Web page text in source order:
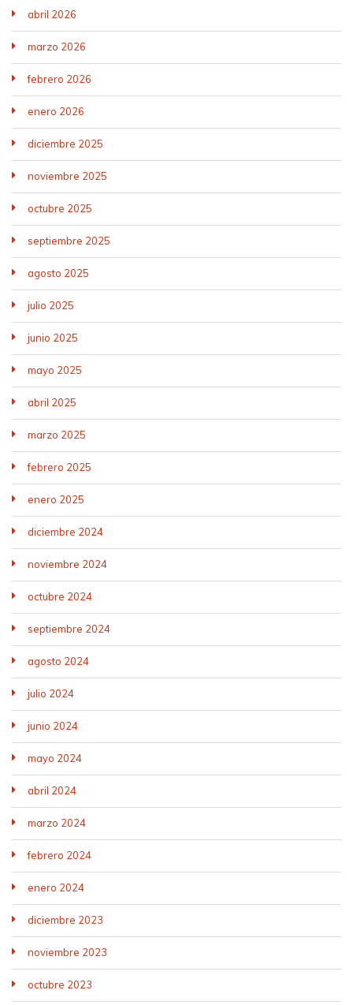
abril 2026
marzo 2026
febrero 2026
enero 2026
diciembre 2025
noviembre 2025
octubre 2025
septiembre 2025
agosto 2025
julio 2025
junio 2025
mayo 2025
abril 2025
marzo 2025
febrero 2025
enero 2025
diciembre 2024
noviembre 2024
octubre 2024
septiembre 2024
agosto 2024
julio 2024
junio 2024
mayo 2024
abril 2024
marzo 2024
febrero 2024
enero 2024
diciembre 2023
noviembre 2023
octubre 2023